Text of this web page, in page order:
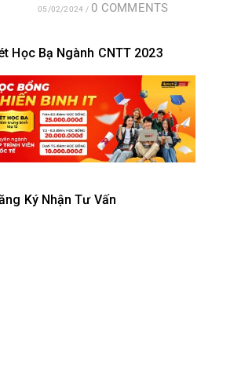
05/02/2024 / 0 COMMENTS
Học Bạ Ngành CNTT 2023
Ký Nhận Tư Vấn